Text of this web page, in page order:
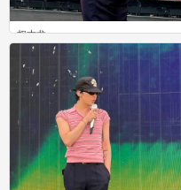
权志龙
0